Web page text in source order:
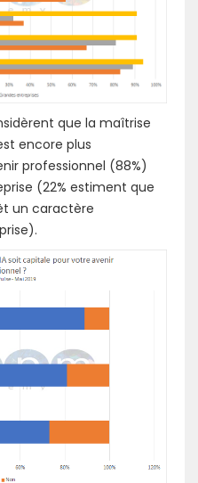
que la maîtrise
encore plus
professionnel (88%)
(22% estiment que
un caractère